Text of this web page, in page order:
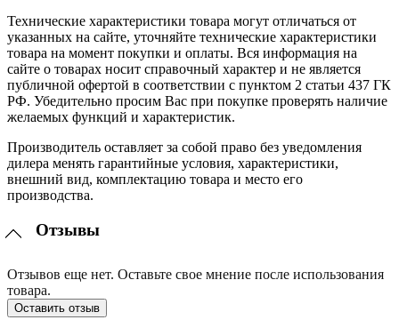
Технические характеристики товара могут отличаться от
указанных на сайте, уточняйте технические характеристики
товара на момент покупки и оплаты. Вся информация на
сайте о товарах носит справочный характер и не является
публичной офертой в соответствии с пунктом 2 статьи 437 ГК
РФ. Убедительно просим Вас при покупке проверять наличие
желаемых функций и характеристик.
Производитель оставляет за собой право без уведомления
дилера менять гарантийные условия, характеристики,
внешний вид, комплектацию товара и место его
производства.
Отзывы
Отзывов еще нет. Оставьте свое мнение после использования
товара.
Оставить отзыв